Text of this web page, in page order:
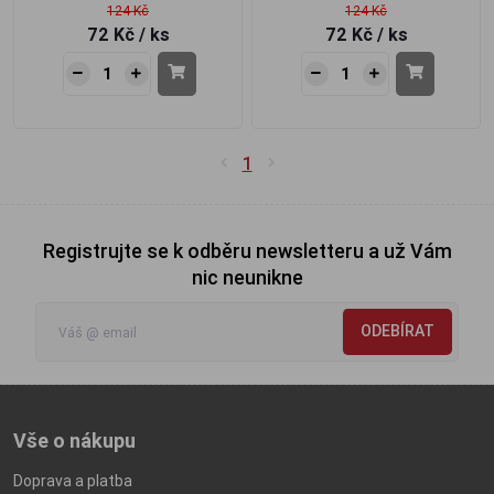
124 Kč
72 Kč / ks
124 Kč
72 Kč / ks
1
Registrujte se k odběru newsletteru a už Vám
nic neunikne
ODEBÍRAT
Vše o nákupu
Doprava a platba